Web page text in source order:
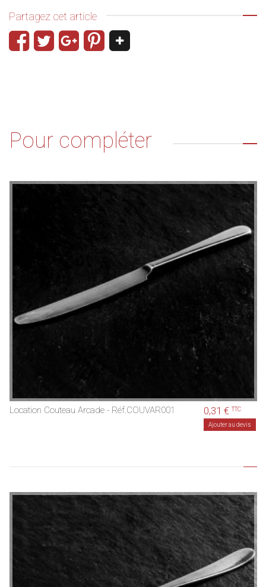
Partagez cet article
Pour compléter
Location Couteau Arcade - Réf.COUVAR001 0,31 €TTC
Ajouter au devis